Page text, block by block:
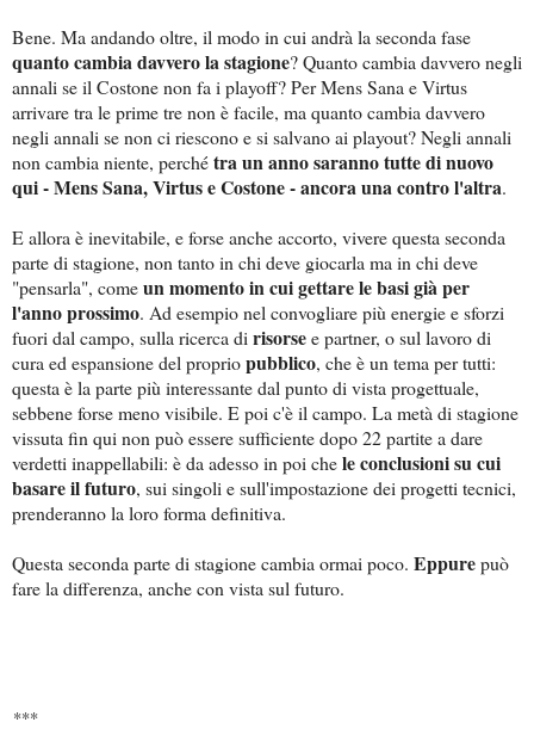
Bene. Ma andando oltre, il modo in cui andrà la seconda fase
quanto cambia davvero la stagione? Quanto cambia davvero negli
annali se il Costone non fa i playoff? Per Mens Sana e Virtus
arrivare tra le prime tre non è facile, ma quanto cambia davvero
negli annali se non ci riescono e si salvano ai playout? Negli annali
non cambia niente, perchétra un anno saranno tutte di nuovo
qui - Mens Sana, Virtus e Costone - ancora una contro l'altra.
E allora è inevitabile, e forse anche accorto, vivere questa seconda
parte di stagione, non tanto in chi deve giocarla ma in chi deve
"pensarla", comeun momento in cui gettare le basi già per
l'anno prossimo. Ad esempio nel convogliare più energie e sforzi
fuori dal campo, sulla ricerca di risorsee partner, o sul lavoro di
cura ed espansione del propriopubblico, che è un tema per tutti:
questa è la parte più interessante dal punto di vista progettuale,
sebbene forse meno visibile. E poi c'è il campo. La metà di stagione
vissuta fin qui non può essere sufficiente dopo 22 partite a dare
verdetti inappellabili: è da adesso in poi chele conclusioni su cui
basare il futuro, sui singoli e sull'impostazione dei progetti tecnici,
prenderanno la loro forma definitiva.
Questa seconda parte di stagione cambia ormai poco. Eppurepuò
fare la differenza, anche con vista sul futuro.
***